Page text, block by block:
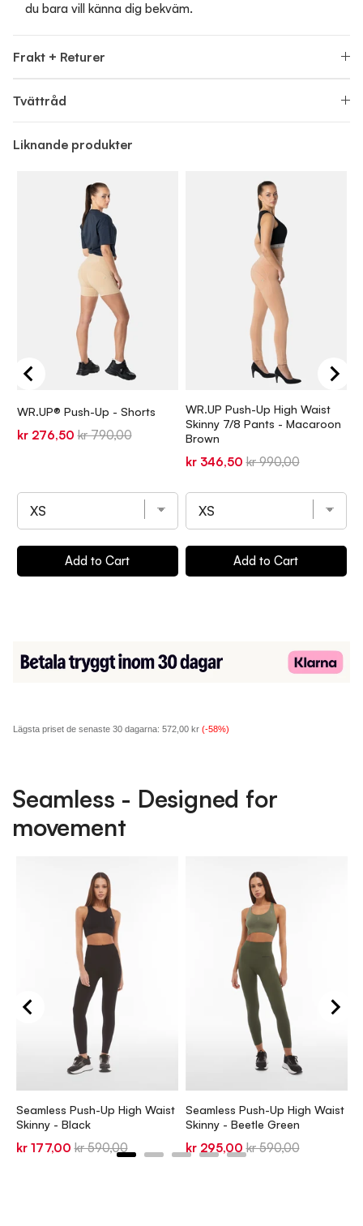
du bara vill känna dig bekväm.
Frakt + Returer
Tvättråd
Liknande produkter
WR.UP® Push-Up - Shorts
Sale
kr 276,50 Original
kr 790,00
Add to Cart
WR.UP Push-Up High Waist
Skinny 7/8 Pants - Macaroon
Brown
Sale
kr 346,50 Original
kr 990,00
Add to Cart
Lägsta priset de senaste 30 dagarna: 572,00 kr (-58%)
Seamless - Designed for
movement
Seamless Push-Up High Waist
Skinny - Black
Sale
kr 177,00 Original
kr 590,00
Seamless Push-Up High Waist
Skinny - Beetle Green
Sale
kr 295,00 Original
kr 590,00